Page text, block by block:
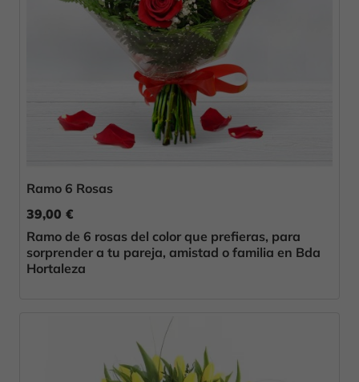
Ramo 6 Rosas
39,00 €
Ramo de 6 rosas del color que prefieras, para
sorprender a tu pareja, amistad o familia en Bda
Hortaleza